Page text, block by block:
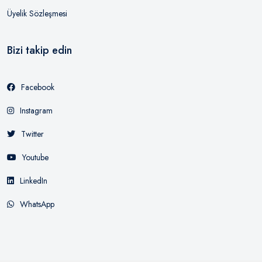
Üyelik Sözleşmesi
Bizi takip edin
Facebook
Instagram
Twitter
Youtube
LinkedIn
WhatsApp